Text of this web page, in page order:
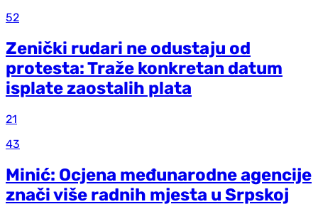
52
Zenički rudari ne odustaju od
protesta: Traže konkretan datum
isplate zaostalih plata
21
43
Minić: Ocjena međunarodne agencije
znači više radnih mjesta u Srpskoj